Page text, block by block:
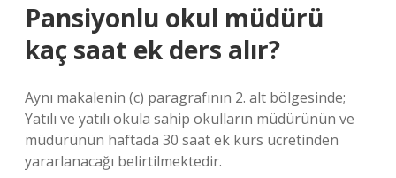
Pansiyonlu okul müdürü
kaç saat ek ders alır?
Aynı makalenin (c) paragrafının 2. alt bölgesinde;
Yatılı ve yatılı okula sahip okulların müdürünün ve
müdürünün haftada 30 saat ek kurs ücretinden
yararlanacağı belirtilmektedir.